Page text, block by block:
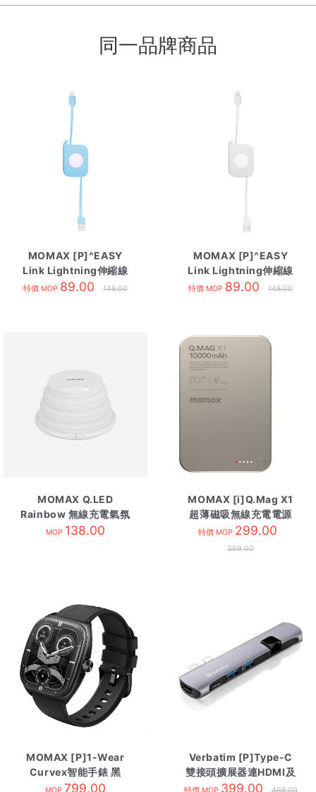
同一品牌商品
MOMAX [P]^EASY
Link Lightning伸縮線
80cm 藍
特價 MOP 89.00 148.00
MOMAX [P]^EASY
Link Lightning伸縮線
80cm 白
特價 MOP 89.00 148.00
MOMAX Q.LED
Rainbow 無線充電氣氛
燈
MOP 138.00
MOMAX [i]Q.Mag X1
超薄磁吸無線充電電源
10000mAh 鈦金
特價 MOP 299.00
369.00
MOMAX [P]1-Wear
Curvex智能手錶 黑
799.00
Verbatim [P]Type-C
雙接頭擴展器連HDMI及
RJ45網線 [備Type-C
399.00